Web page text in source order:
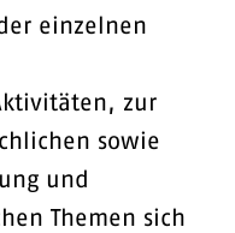
einzelnen
zur
sowie
und
Themen sich